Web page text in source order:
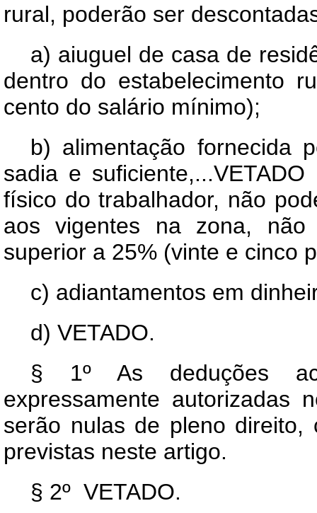
rural, poderão ser
a) aiuguel de casa de
dentro do estabelecimento
cento do salário mínimo);
b) alimentação fornecida
sadia e
físico do trabalhador, não
aos vigentes na zona,
superior a 25% (vinte e cinco
c) adiantamentos em
d) VETADO.
§ 1º As deduções
expressamente autorizadas
serão nulas de pleno
previstas neste artigo.
§ 2º VETADO.